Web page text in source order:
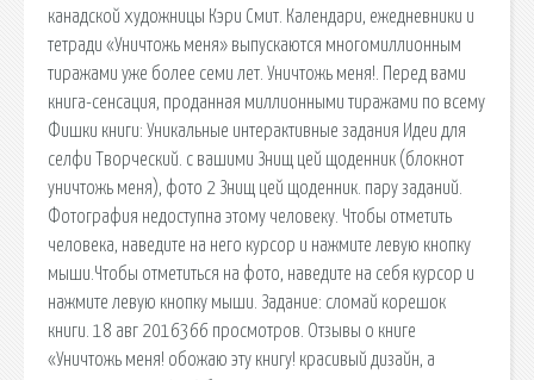
канадской художницы Кэри Смит. Календари, ежедневники и
тетради «Уничтожь меня» выпускаются многомиллионным
тиражами уже более семи лет. Уничтожь меня!. Перед вами
книга-сенсация, проданная миллионными тиражами по всему
Фишки книги: Уникальные интерактивные задания Идеи для
селфи Творческий. с вашими Знищ цей щоденник (блокнот
уничтожь меня), фото 2 Знищ цей щоденник. пару заданий.
Фотография недоступна этому человеку. Чтобы отметить
человека, наведите на него курсор и нажмите левую кнопку
мыши.Чтобы отметиться на фото, наведите на себя курсор и
нажмите левую кнопку мыши. Задание: сломай корешок
книги. 18 авг 2016366 просмотров. Отзывы о книге
«Уничтожь меня! обожаю эту книгу! красивый дизайн, а